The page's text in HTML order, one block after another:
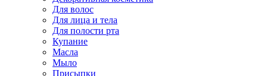
Для волос
Для лица и тела
Для полости рта
Купание
Масла
Мыло
Присыпки